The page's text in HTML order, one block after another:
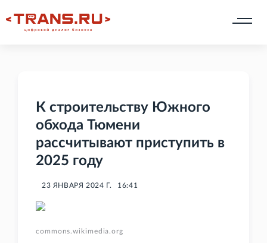
К строительству Южного
обхода Тюмени
рассчитывают приступить в
2025 году
23 ЯНВАРЯ 2024 Г. 16:41
commons.wikimedia.org